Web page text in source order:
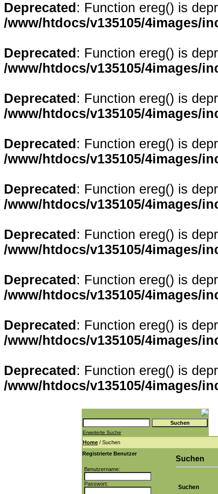
Deprecated : Function ereg() is
/www/htdocs/v135105/4images/
Deprecated : Function ereg() is
/www/htdocs/v135105/4images/
Deprecated : Function ereg() is
/www/htdocs/v135105/4images/
Deprecated : Function ereg() is
/www/htdocs/v135105/4images/
Deprecated : Function ereg() is
/www/htdocs/v135105/4images/
Deprecated : Function ereg() is
/www/htdocs/v135105/4images/
Deprecated : Function ereg() is
/www/htdocs/v135105/4images/
Deprecated : Function ereg() is
/www/htdocs/v135105/4images/
Deprecated : Function ereg() is
/www/htdocs/v135105/4images/
Erweiterte Suche
Home / Suchen
Registrierte Benutzer
Benutzername:
Passwort:
Suchen
Suchen